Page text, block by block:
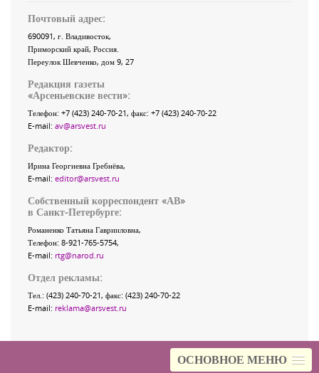
ОСНОВНОЕ МЕНЮ
Почтовый адрес:
690091, г. Владивосток,
Приморский край, Россия
Переулок Шевченко, дом 9, 27
Редакция газеты
«Арсеньевские вести»:
Телефон: +7 (423) 240-70-21, факс: +7 (423) 240-70-22
E-mail: av@arsvest.ru
Редактор:
Ирина Георгиевна Гребнёва,
E-mail: editor@arsvest.ru
Собственный корреспондент «АВ»
в Санкт-Петербурге:
Романенко Татьяна Гаврииловна,
Телефон: 8-921-765-5754,
E-mail: rtg@narod.ru
Отдел рекламы:
Тел.: (423) 240-70-21, факс: (423) 240-70-22
E-mail: reklama@arsvest.ru